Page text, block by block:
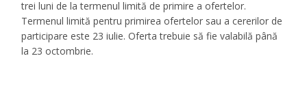
trei luni de la termenul limită de primire a ofertelor.
Termenul limită pentru primirea ofertelor sau a cererilor de
participare este 23 iulie. Oferta trebuie să fie valabilă până
la 23 octombrie.